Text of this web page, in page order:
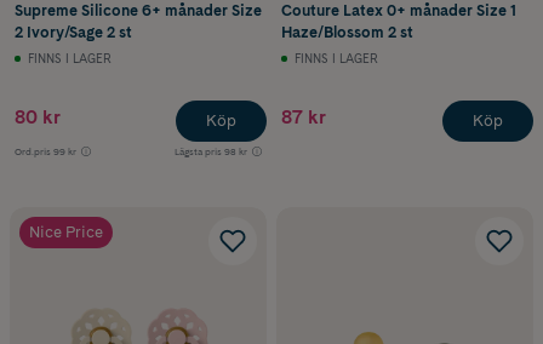
Supreme Silicone 6+ månader Size
2 Ivory/Sage 2 st
FINNS I LAGER
80 kr
Ord.pris 99 kr Lägsta pris 98 kr
Köp
Couture Latex 0+ månader Size 1
Haze/Blossom 2 st
FINNS I LAGER
87 kr Köp
Nice Price